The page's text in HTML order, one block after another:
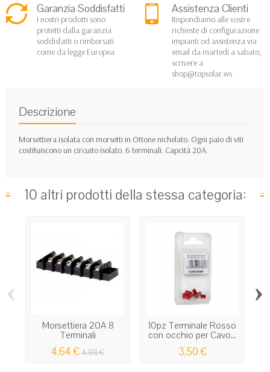
Garanzia Soddisfatti
I nostri prodotti sono
protetti dalla garanzia
soddisfatti o rimborsati
come da legge Europea
Assistenza Clienti
Rispondiamo alle vostre
richieste di configurazione
impianti od assistenza via
email da martedì a sabato,
scrivere a
shop@topsolar.ws
Descrizione
Morsettiera isolata con morsetti in Ottone nichelato. Ogni paio di viti
costituiscono un circuito isolato. 6 terminali. Capcità 20A.
10 altri prodotti della stessa categoria:
Morsettiera 20A 8
Terminali
4,64 €4,88 €
10pz Terminale Rosso
con occhio per Cavo...
3,50 €
‹ ›